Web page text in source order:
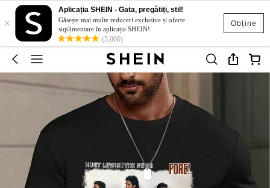
Obține
×
Aplicația SHEIN - Gata, pregătiți, stil!
Găsește mai multe reduceri exclusive și oferte
suplimentare în aplicația SHEIN!
(5,000)